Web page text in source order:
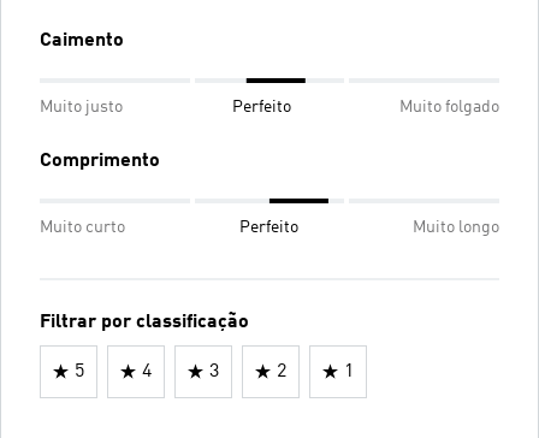
Caimento
Muito justo Perfeito Muito folgado
Comprimento
Muito curto Perfeito Muito longo
Filtrar por classificação
5 4 3 2 1